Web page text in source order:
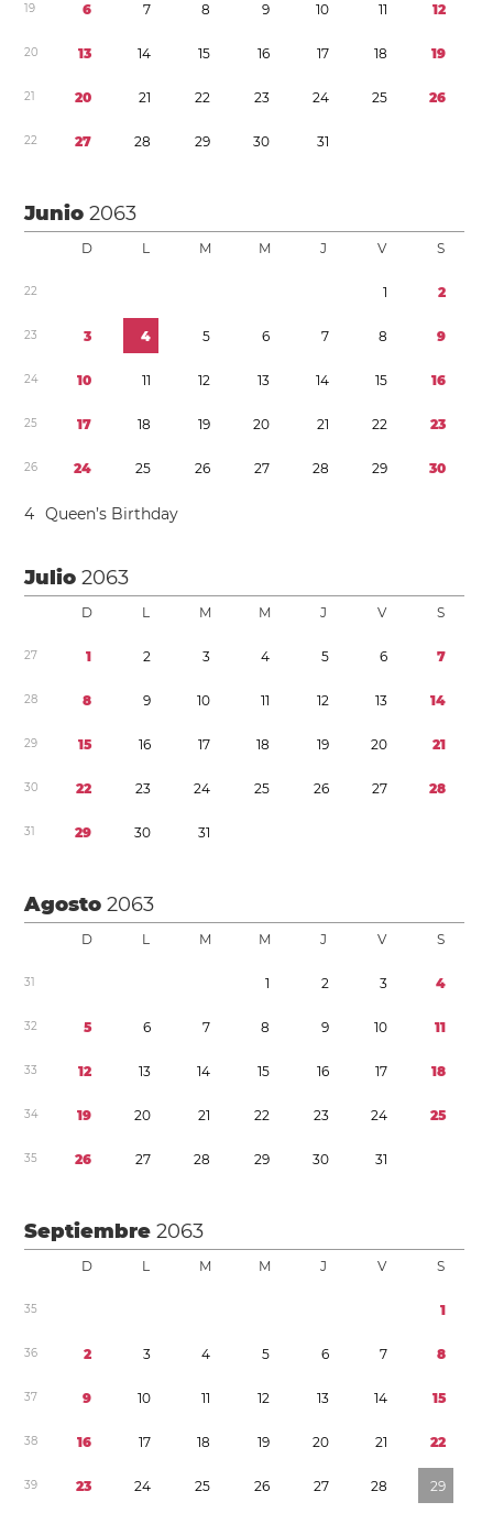
19 6 7 8 9 10 11 12
20 13 14 15 16 17 18 19
21 20 21 22 23 24 25 26
22 27 28 29 30 31
Junio2063
D L M M J V S
22 1 2
23 3 4 5 6 7 8 9
24 10 11 12 13 14 15 16
25 17 18 19 20 21 22 23
26 24 25 26 27 28 29 30
4 Queen’s Birthday
Julio2063
D L M M J V S
27 1 2 3 4 5 6 7
28 8 9 10 11 12 13 14
29 15 16 17 18 19 20 21
30 22 23 24 25 26 27 28
31 29 30 31
Agosto2063
D L M M J V S
31 1 2 3 4
32 5 6 7 8 9 10 11
33 12 13 14 15 16 17 18
34 19 20 21 22 23 24 25
35 26 27 28 29 30 31
Septiembre2063
D L M M J V S
35 1
36 2 3 4 5 6 7 8
37 9 10 11 12 13 14 15
38 16 17 18 19 20 21 22
39 23 24 25 26 27 28 29